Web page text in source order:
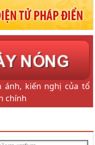
ánh, kiến nghị của tổ
chính